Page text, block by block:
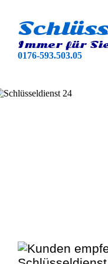
Immer für
0176-593.503.05